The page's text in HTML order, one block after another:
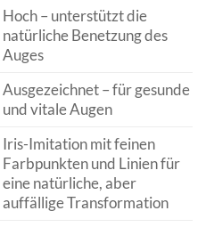
Hoch – unterstützt die
natürliche Benetzung des
Auges
Ausgezeichnet – für gesunde
und vitale Augen
Iris-Imitation mit feinen
Farbpunkten und Linien für
eine natürliche, aber
auffällige Transformation